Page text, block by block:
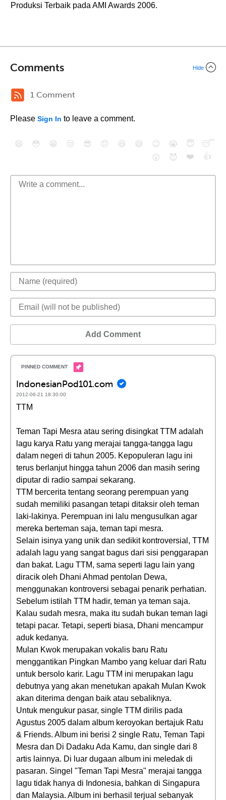
Produksi Terbaik pada AMI Awards 2006.
Comments Hide
1 Comment
Please Sign In to leave a comment.
😄 😳 😁 😒 😎 😠 😆 😅 😉 😭 😇
😴
😮
😈 ❤️ 👍
Add Comment
IndonesianPod101.com
2012-06-21 18:30:00
TTM
Teman Tapi Mesra atau sering disingkat TTM adalah
lagu karya Ratu yang merajai tangga-tangga lagu
dalam negeri di tahun 2005. Kepopuleran lagu ini
terus berlanjut hingga tahun 2006 dan masih sering
diputar di radio sampai sekarang.
TTM bercerita tentang seorang perempuan yang
sudah memiliki pasangan tetapi ditaksir oleh teman
laki-lakinya. Perempuan ini lalu mengusulkan agar
mereka berteman saja, teman tapi mesra.
Selain isinya yang unik dan sedikit kontroversial, TTM
adalah lagu yang sangat bagus dari sisi penggarapan
dan bakat. Lagu TTM, sama seperti lagu lain yang
diracik oleh Dhani Ahmad pentolan Dewa,
menggunakan kontroversi sebagai penarik perhatian.
Sebelum istilah TTM hadir, teman ya teman saja.
Kalau sudah mesra, maka itu sudah bukan teman lagi
tetapi pacar. Tetapi, seperti biasa, Dhani mencampur
aduk kedanya.
Mulan Kwok merupakan vokalis baru Ratu
menggantikan Pingkan Mambo yang keluar dari Ratu
untuk bersolo karir. Lagu TTM ini merupakan lagu
debutnya yang akan menetukan apakah Mulan Kwok
akan diterima dengan baik atau sebaliknya.
Untuk mengukur pasar, single TTM dirilis pada
Agustus 2005 dalam album keroyokan bertajuk Ratu
& Friends. Album ini berisi 2 single Ratu, Teman Tapi
Mesra dan Di Dadaku Ada Kamu, dan single dari 8
artis lainnya. Di luar dugaan album ini meledak di
pasaran. Singel "Teman Tapi Mesra" merajai tangga
lagu tidak hanya di Indonesia, bahkan di Singapura
dan Malaysia. Album ini berhasil terjual sebanyak